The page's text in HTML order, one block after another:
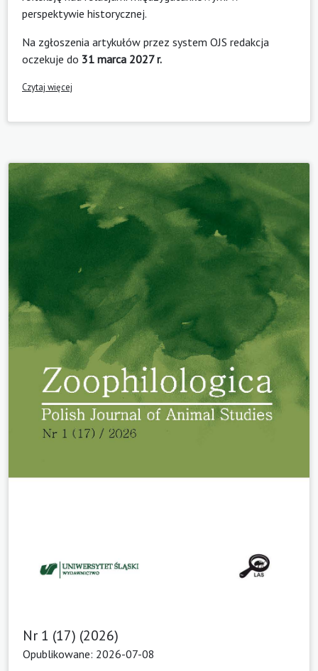
perspektywie historycznej.
Na zgłoszenia artykułów przez system OJS redakcja
oczekuje do 31 marca 2027 r.
Czytaj więcej
Nr 1 (17) (2026)
Opublikowane: 2026-07-08